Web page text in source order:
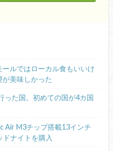
ールではローカル食もいいけ
が美味しかった
った国。初めての国が4カ国
Air M3チップ搭載13インチ
ナイトを購入